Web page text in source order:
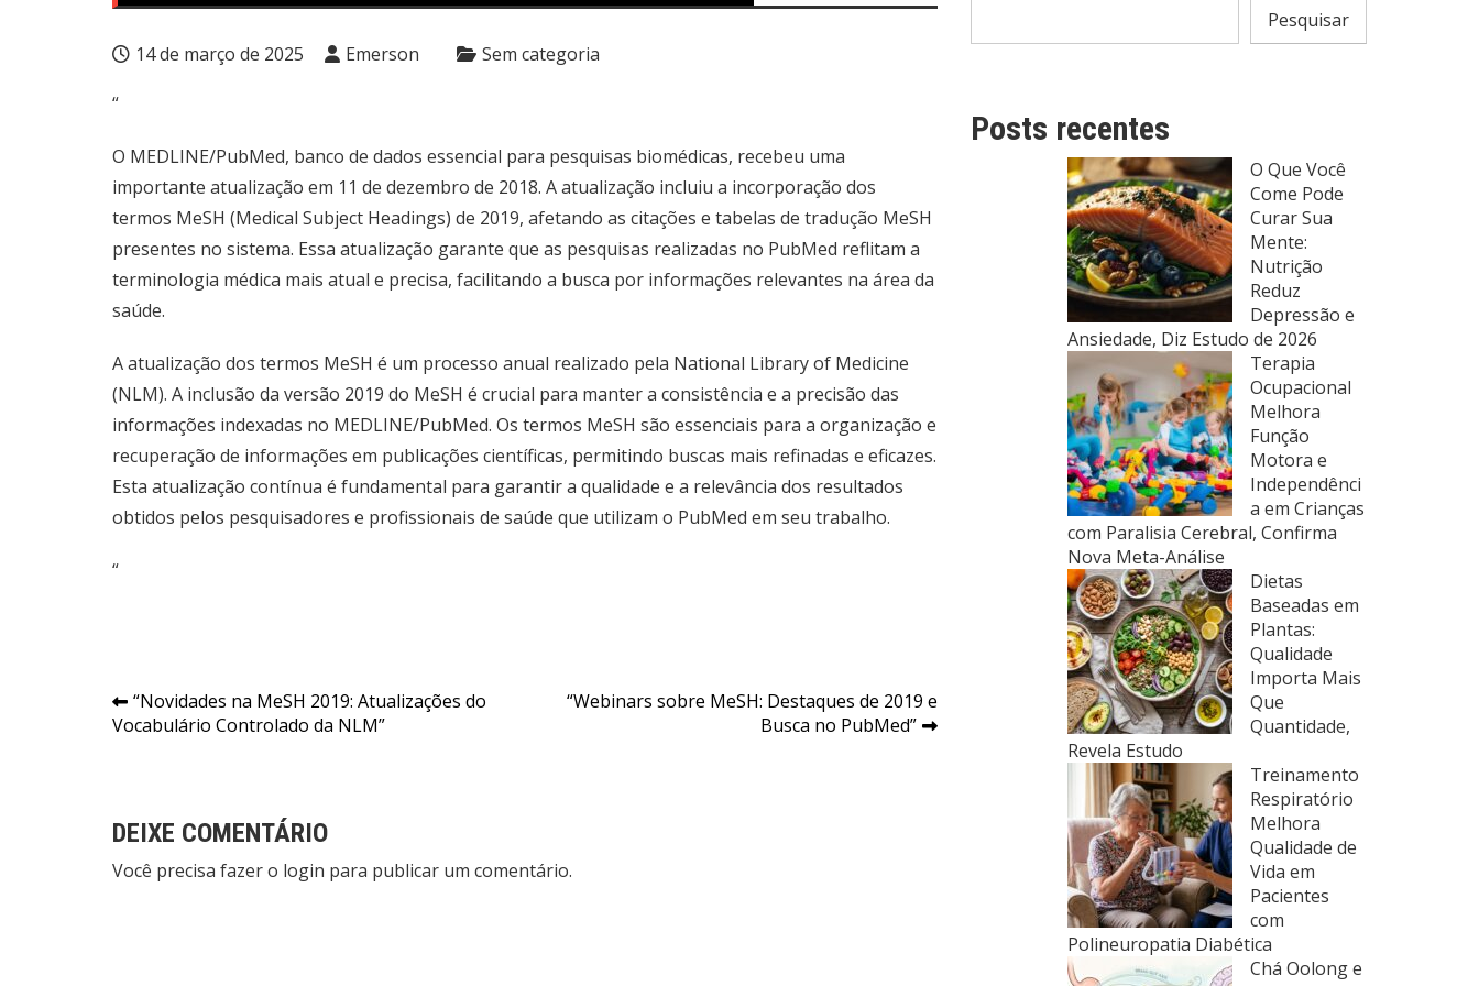
14 de março de 2025 Emerson Sem categoria
“
O MEDLINE/PubMed, banco de dados essencial para pesquisas biomédicas, recebeu uma
importante atualização em 11 de dezembro de 2018. A atualização incluiu a incorporação dos
termos MeSH (Medical Subject Headings) de 2019, afetando as citações e tabelas de tradução MeSH
presentes no sistema. Essa atualização garante que as pesquisas realizadas no PubMed reflitam a
terminologia médica mais atual e precisa, facilitando a busca por informações relevantes na área da
saúde.
A atualização dos termos MeSH é um processo anual realizado pela National Library of Medicine
(NLM). A inclusão da versão 2019 do MeSH é crucial para manter a consistência e a precisão das
informações indexadas no MEDLINE/PubMed. Os termos MeSH são essenciais para a organização e
recuperação de informações em publicações científicas, permitindo buscas mais refinadas e eficazes.
Esta atualização contínua é fundamental para garantir a qualidade e a relevância dos resultados
obtidos pelos pesquisadores e profissionais de saúde que utilizam o PubMed em seu trabalho.
“
Navegação
de
“Novidades na MeSH 2019: Atualizações do
Vocabulário Controlado da NLM”
“Webinars sobre MeSH: Destaques de 2019 e
Busca no PubMed”
DEIXE COMENTÁRIO
Você precisa fazer o login para publicar um comentário.
Pesquisar
Posts recentes
O Que Você
Come Pode
Curar Sua
Mente:
Nutrição
Reduz
Depressão e
Ansiedade, Diz Estudo de 2026
Terapia
Ocupacional
Melhora
Função
Motora e
Independênci
a em Crianças
com Paralisia Cerebral, Confirma
Nova Meta-Análise
Dietas
Baseadas em
Plantas:
Qualidade
Importa Mais
Que
Quantidade,
Revela Estudo
Treinamento
Respiratório
Melhora
Qualidade de
Vida em
Pacientes
com
Polineuropatia Diabética
Chá Oolong e